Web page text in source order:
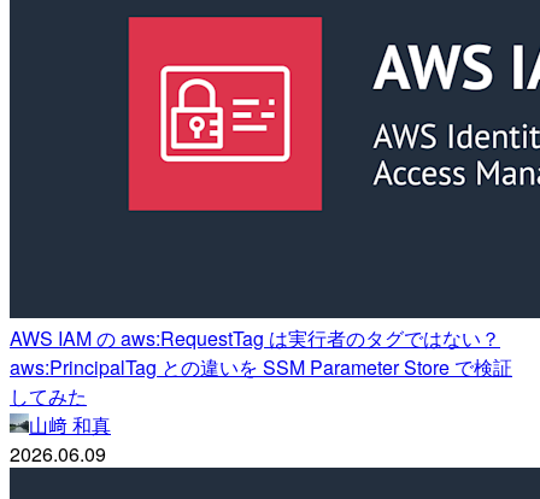
AWS IAM の aws:RequestTag は実行者のタグではない？
aws:PrincipalTag との違いを SSM Parameter Store で検証
してみた
山﨑 和真
2026.06.09